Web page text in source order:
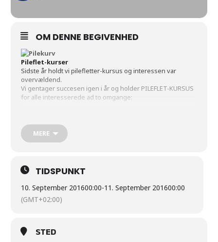
OM DENNE BEGIVENHED
Pileflet-kurser
Sidste år holdt vi pilefletter-kursus og interessen var
overvældend.
Vi gentager succesen igen i år og holder PILEFLET-KURSUS
for alle interesserede ad to omgange:
17. – 18. sept. 2016
MERE
TIDSPUNKT
10. September 201600:00-11. September 201600:00
(GMT+02:00)
STED